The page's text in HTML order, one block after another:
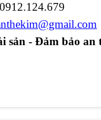
0912.124.679
sản - Đảm bảo an